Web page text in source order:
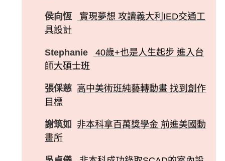
侯向恆
實現夢想 攻讀義大利IED交通工
具設計
Stephanie
40歲+也是人生起步 進入台
師大碩士班
張倸慈 高中美術班純藝轉動畫 找到創作
目標
謝筑如
非本科拿百萬獎學金 前進美國動
畫所